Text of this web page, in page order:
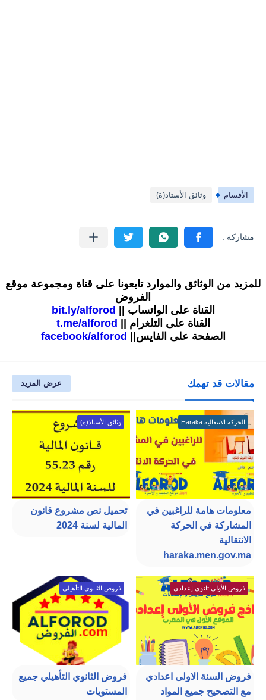
الأقسام وثائق الأستاذ(ة)
للمزيد من الوثائق والموارد تابعونا على قناة ومجموعة موقع
الفروض
القناة على الواتساب || bit.ly/alforod
القناة على التلغرام || t.me/alforod
الصفحة على الفايس|| facebook/alforod
مقالات قد تهمك عرض المزيد
الحركة الانتقالية Haraka
معلومات هامة للراغبين في
المشاركة في الحركة
الانتقالية
haraka.men.gov.ma
وثائق الأستاذ(ة)
تحميل نص مشروع قانون
المالية لسنة 2024
فروض الأولى ثانوي إعدادي
فروض السنة الاولى اعدادي
مع التصحيح جميع المواد
فروض الثانوي التأهيلي
فروض الثانوي التأهيلي جميع
المستويات